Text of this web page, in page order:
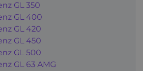
GL 350
GL 400
GL 420
GL 450
GL 500
GL 63 AMG